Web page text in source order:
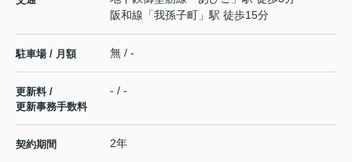
阪和線 「我孫子町 」駅 徒歩15分
駐車場 / 月額 無 / -
更新料 /
更新事務手数料
- / -
契約期間 2年